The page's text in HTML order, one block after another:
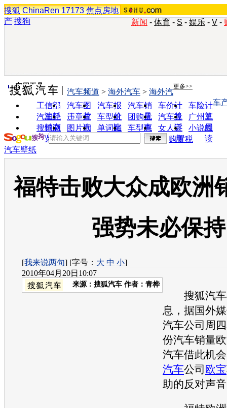
搜狐 ChinaRen 17173 焦点房地
产 搜狗 新闻 - 体育 - S - 娱乐 - V -
实用工具 更多>>
工信部
油耗
汽车图
片
汽车报
价
汽车销
量
车价计
算
车险计
算
汽车经
销商
违章查
询
车型对
比
团购优
惠
汽车投
诉
广州车
展
搜狗浏
览器
图片欣
赏
单词翻
车型查
询
女人宝
典
小说阅
读
汽车频道 > 海外汽车 > 海外汽
车
购置税
汽车壁纸
福特击败大众成欧洲
强势未必保持
[我来说两句] [字号： 大 中 小]
2010年04月20日10:07
来源： 搜狐汽车 作者：青桦
搜狐汽车
息，据国外
汽车公司周
份汽车销量
汽车借此机
汽车公司 欧宝
助的反对声